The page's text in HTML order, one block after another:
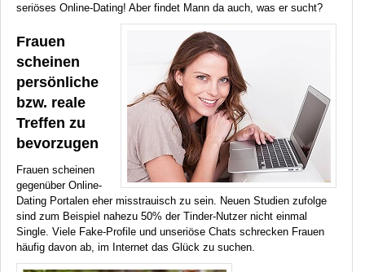
seriöses Online-Dating! Aber findet Mann da auch, was er sucht?
Frauen
scheinen
persönliche
bzw. reale
Treffen zu
bevorzugen
Frauen scheinen
gegenüber Online-
Dating Portalen eher misstrauisch zu sein. Neuen Studien zufolge
sind zum Beispiel nahezu 50% der Tinder-Nutzer nicht einmal
Single. Viele Fake-Profile und unseriöse Chats schrecken Frauen
häufig davon ab, im Internet das Glück zu suchen.